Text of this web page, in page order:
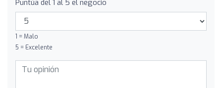
Puntúa del 1 al 5 el negocio
1 = Malo
5 = Excelente